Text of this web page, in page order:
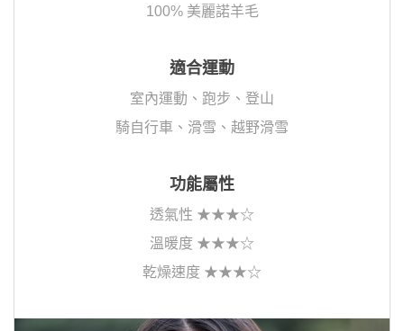
100% 美麗諾羊毛
適合運動
室內運動、跑步、登山
騎自行車、滑雪、越野滑雪
功能屬性
透氣性 ★★★☆
溫暖度 ★★★☆
乾燥速度 ★★★☆